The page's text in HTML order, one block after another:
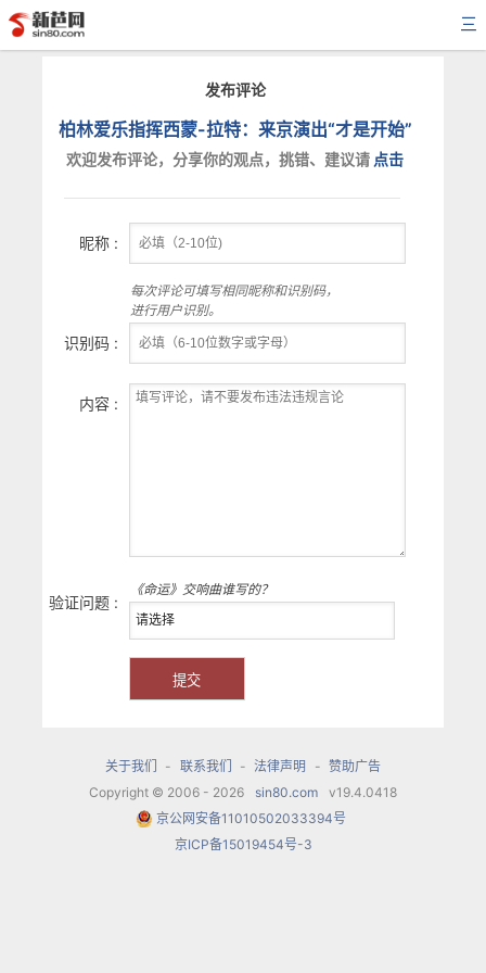
三
发布评论
柏林爱乐指挥西蒙-拉特：来京演出“才是开始”
欢迎发布评论，分享你的观点，挑错、建议请 点击
昵称 :
每次评论可填写相同昵称和识别码，
进行用户识别。
识别码 :
内容 :
验证问题 :
《命运》交响曲谁写的？
关于我们 - 联系我们 - 法律声明 - 赞助广告
Copyright © 2006 - 2026
sin80.com
v19.4.0418
京公网安备11010502033394号
京ICP备15019454号-3